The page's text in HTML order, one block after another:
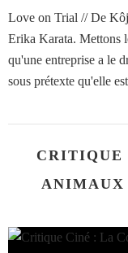
Love on Trial // De
Erika Karata. Mettons
qu'une entreprise a le
sous prétexte qu'elle
CRITIQUE
ANIMAUX